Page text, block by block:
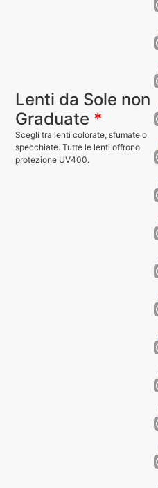
Lenti da Sole non
Graduate *
Scegli tra lenti colorate, sfumate o
specchiate. Tutte le lenti offrono
protezione UV400.